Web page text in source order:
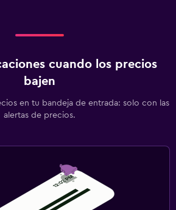
cuando los precios
bajen
en tu bandeja de entrada: solo con las
alertas de precios.